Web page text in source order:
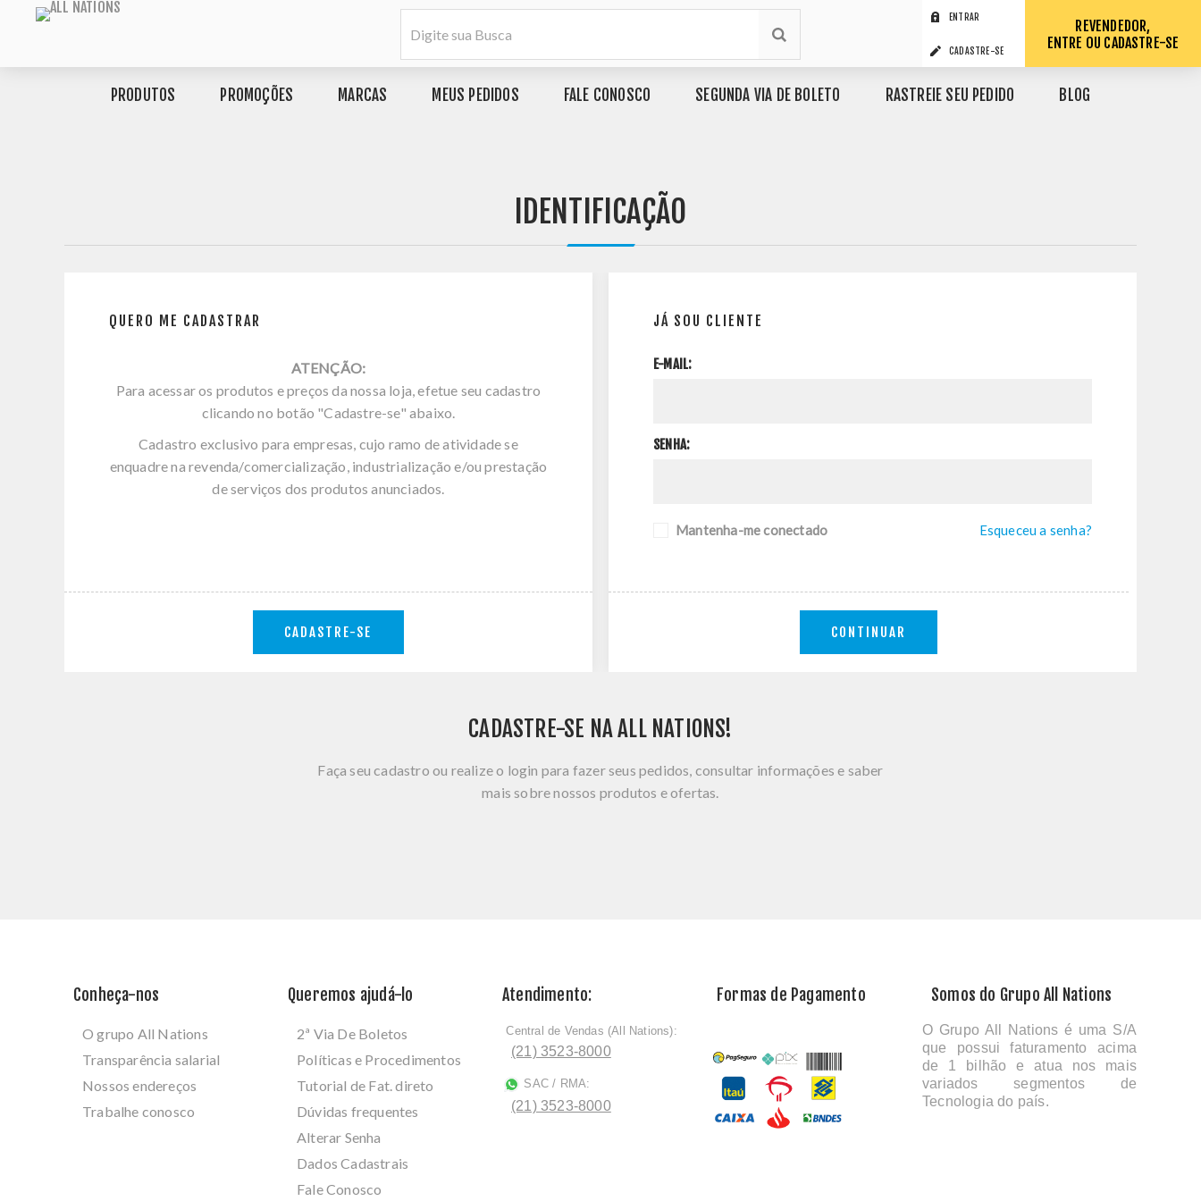
ENTRAR
CADASTRE-SE
REVENDEDOR,
ENTRE OU CADASTRE-SE
PRODUTOS PROMOÇÕES MARCAS MEUS PEDIDOS FALE CONOSCO SEGUNDA VIA DE BOLETO RASTREIE SEU PEDIDO BLOG
IDENTIFICAÇÃO
QUERO ME CADASTRAR
ATENÇÃO:
Para acessar os produtos e preços da nossa loja, efetue seu cadastro
clicando no botão "Cadastre-se" abaixo.
Cadastro exclusivo para empresas, cujo ramo de atividade se
enquadre na revenda/comercialização, industrialização e/ou prestação
de serviços dos produtos anunciados.
CADASTRE-SE
JÁ SOU CLIENTE
E-MAIL:
SENHA:
Mantenha-me conectado Esqueceu a senha?
CONTINUAR
CADASTRE-SE NA ALL NATIONS!
Faça seu cadastro ou realize o login para fazer seus pedidos, consultar informações e saber
mais sobre nossos produtos e ofertas.
Conheça-nos
O grupo All Nations
Transparência salarial
Nossos endereços
Trabalhe conosco
Queremos ajudá-lo
2ª Via De Boletos
Políticas e Procedimentos
Tutorial de Fat. direto
Dúvidas frequentes
Alterar Senha
Dados Cadastrais
Fale Conosco
Atendimento:
ﾠCentral de Vendas (All Nations):
(21) 3523-8000
SAC / RMA:
(21) 3523-8000
Formas de Pagamento Somos do Grupo All Nations
O Grupo All Nations é uma S/A
que possui faturamento acima
de 1 bilhão e atua nos mais
variados segmentos de
Tecnologia do país.